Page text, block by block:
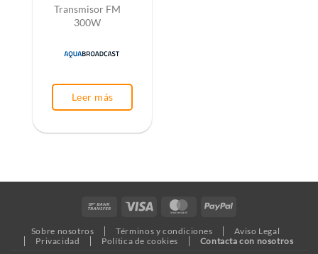
Transmisor FM
300W
Leer más
Bank
Visa MasterCardPayPal
Sobre nosotros Términos y condiciones
Aviso Legal
Privacidad
Política de cookies Contacta con nosotros